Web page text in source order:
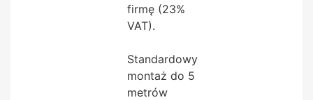
firmę (23%
VAT).
Standardowy
montaż do 5
metrów